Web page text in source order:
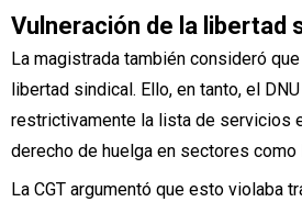
Vulneración de la libertad
La magistrada también consideró
libertad sindical. Ello, en tanto, el
restrictivamente la lista de servicios
derecho de huelga en sectores como
La CGT argumentó que esto violaba